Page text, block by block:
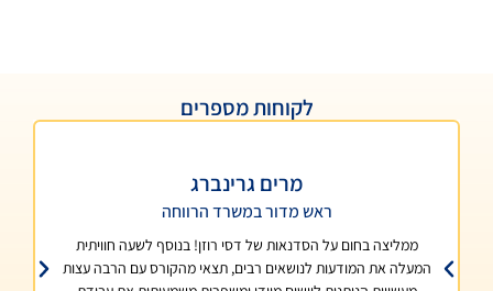
על הסדנאות של דסי רוזן! בנוסף לשעה חוויתית
לנושאים רבים, תצאי מהקורס עם הרבה עצות
ראש מדור במשרד הרווחה
עם כל הניסיון הרב
סדנאות והדרכות